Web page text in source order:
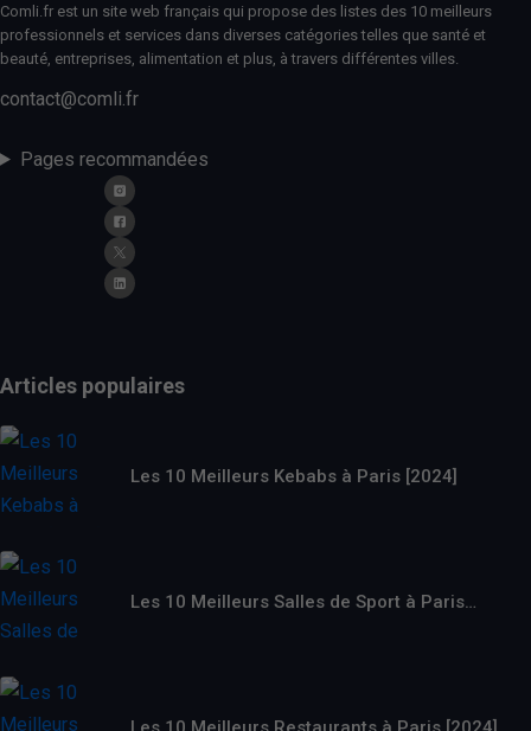
Comli.fr est un site web français qui propose des listes des 10 meilleurs
professionnels et services dans diverses catégories telles que santé et
beauté, entreprises, alimentation et plus, à travers différentes villes.
contact@comli.fr
Pages recommandées
Articles populaires
Les 10 Meilleurs Kebabs à Paris [2024]
Les 10 Meilleurs Salles de Sport à Paris…